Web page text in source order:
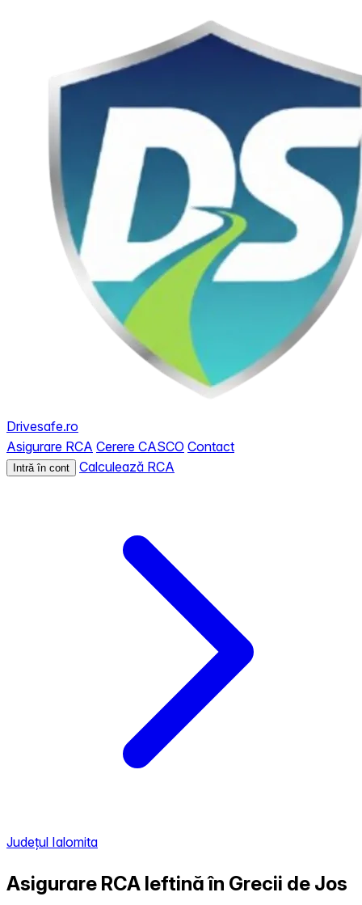
Drivesafe.ro
Asigurare RCA Cerere CASCO Contact
Intră în cont Calculează RCA
Județul Ialomita
Asigurare RCA Ieftină în Grecii de Jos